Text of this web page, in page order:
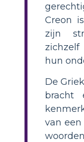
Creon
zijn
hun
De
bracht
van